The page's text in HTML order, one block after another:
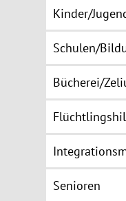
Kinder/
Schulen/
Bücherei/
Senioren